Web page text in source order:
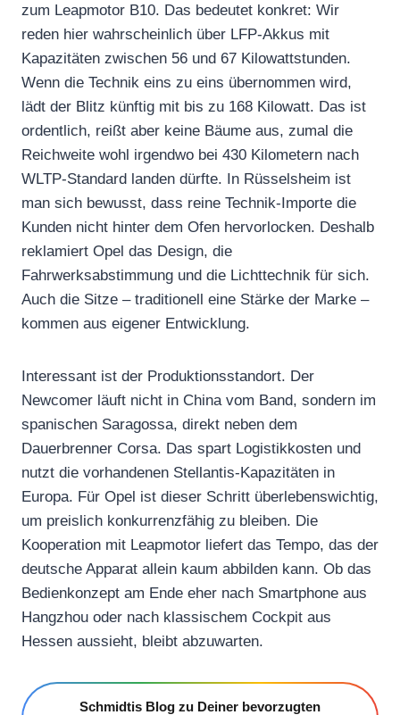
zum Leapmotor B10. Das bedeutet konkret: Wir
reden hier wahrscheinlich über LFP-Akkus mit
Kapazitäten zwischen 56 und 67 Kilowattstunden.
Wenn die Technik eins zu eins übernommen wird,
lädt der Blitz künftig mit bis zu 168 Kilowatt. Das ist
ordentlich, reißt aber keine Bäume aus, zumal die
Reichweite wohl irgendwo bei 430 Kilometern nach
WLTP-Standard landen dürfte. In Rüsselsheim ist
man sich bewusst, dass reine Technik-Importe die
Kunden nicht hinter dem Ofen hervorlocken. Deshalb
reklamiert Opel das Design, die
Fahrwerksabstimmung und die Lichttechnik für sich.
Auch die Sitze – traditionell eine Stärke der Marke –
kommen aus eigener Entwicklung.
Interessant ist der Produktionsstandort. Der
Newcomer läuft nicht in China vom Band, sondern im
spanischen Saragossa, direkt neben dem
Dauerbrenner Corsa. Das spart Logistikkosten und
nutzt die vorhandenen Stellantis-Kapazitäten in
Europa. Für Opel ist dieser Schritt überlebenswichtig,
um preislich konkurrenzfähig zu bleiben. Die
Kooperation mit Leapmotor liefert das Tempo, das der
deutsche Apparat allein kaum abbilden kann. Ob das
Bedienkonzept am Ende eher nach Smartphone aus
Hangzhou oder nach klassischem Cockpit aus
Hessen aussieht, bleibt abzuwarten.
Schmidtis Blog zu Deiner bevorzugten